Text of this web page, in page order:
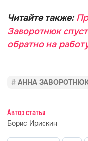
Читайте также:
Заворотнюк
обратно на
АННА ЗАВОРОТНЮК
Автор статьи
Борис Ирискин